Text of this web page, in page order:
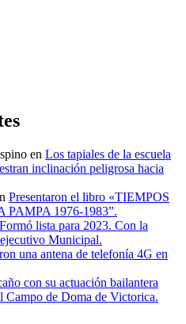
en Los tapiales de la escuela
inclinación peligrosa hacia
Presentaron el libro «TIEMPOS
1976-1983”.
lista para 2023. Con la
Municipal.
una antena de telefonía 4G en
con su actuación bailantera
Campo de Doma de Victorica.